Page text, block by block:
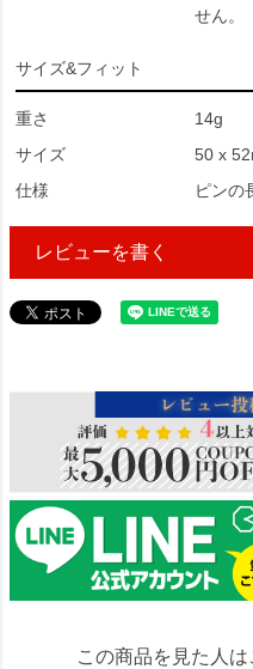
せん。
サイズ&フィット
重さ
14g
サイズ
50 x
仕様
ピンの
レビューを書く
この商品を見た人